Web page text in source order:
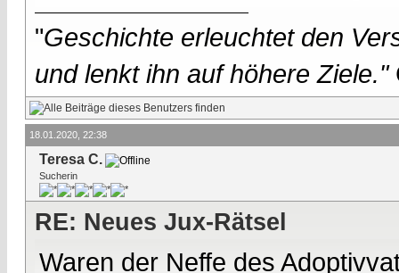
"Geschichte erleuchtet den
und lenkt ihn auf höhere Ziele."
18.01.2020, 22:38
Teresa C.
Sucherin
RE: Neues Jux-Rätsel
Waren der Neffe des